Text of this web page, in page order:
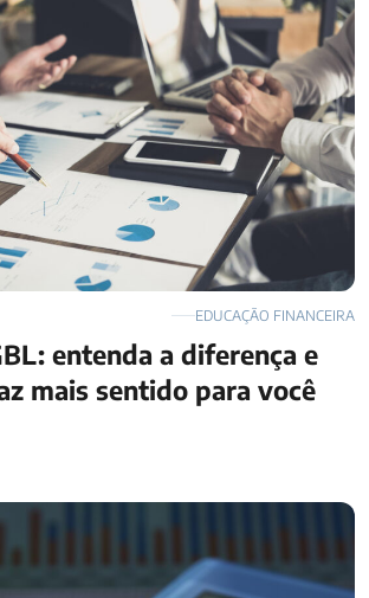
EDUCAÇÃO FINANCEIRA
entenda a diferença e
mais sentido para você
privada ao mesmo tempo?